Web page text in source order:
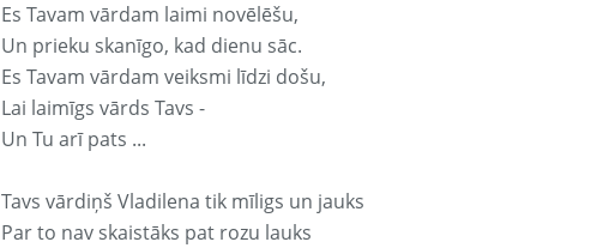
Es Tavam vārdam laimi novēlēšu,
Un prieku skanīgo, kad dienu sāc.
Es Tavam vārdam veiksmi līdzi došu,
Lai laimīgs vārds Tavs -
Un Tu arī pats ...
Tavs vārdiņš Vladilena tik mīligs un jauks
Par to nav skaistāks pat rozu lauks